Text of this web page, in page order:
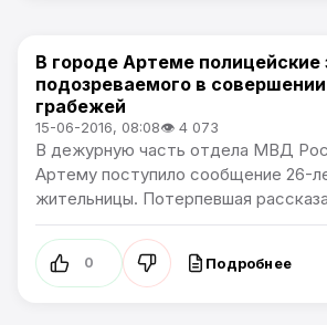
Происшествия
В городе Артеме
подозреваемого в
грабежей
15-06-2016, 08:08👁 4 073
В дежурную часть отдела МВД
Артему поступило сообщение 26-
жительницы. Потерпевшая
0 Подробнее